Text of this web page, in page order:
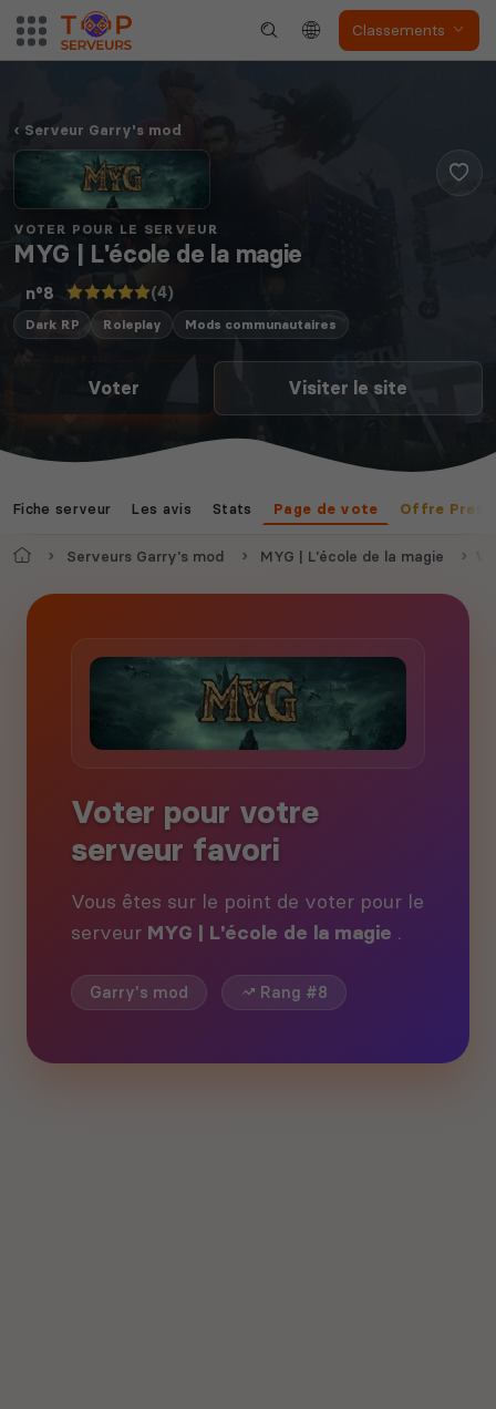
Classements
Serveur Garry's mod
VOTER POUR LE SERVEUR
MYG | L'école de la magie
n°8 (4)
Dark RP Roleplay Mods communautaires
Voter Visiter le site
Fiche serveur Les avis Stats Page de vote Offre
AccueilServeurs Garry's mod MYG | L'école de la magie
Voter pour votre
serveur favori
Vous êtes sur le point de voter pour le
serveur MYG | L'école de la magie .
Garry's mod Rang #8